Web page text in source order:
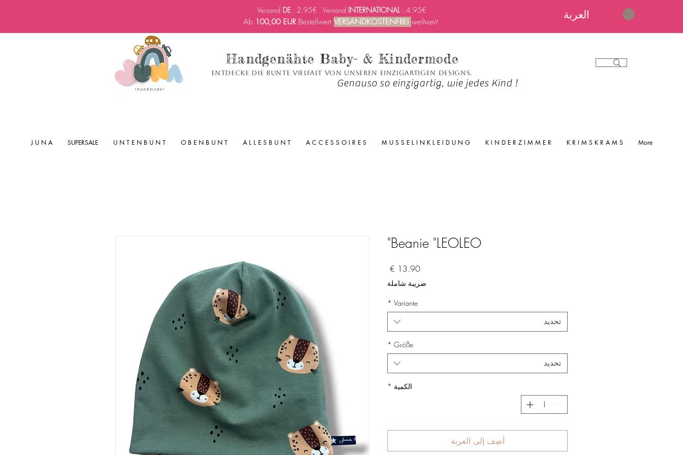
العربة Versand DE : 2.95€ Versand INTERNATIONAL : 4.95€
Ab 100,00 EURBestellwert VERSANDKOSTENFREI weltweit
Handgenähte Baby- & Kindermode
Entdecke die bunte Vielfalt von unseren einzigartigen Designs.
Genauso so einzigartig, wie jedes Kind !
J U N A SUPERSALE U N T E N B U N T O B E N B U N T A L L E S B U N T A C C E S S O I R E S M U S S E L I N K L E I D U N G K I N D E R Z I M M E R K R I M S K R A M S More
Beanie "LEOLEO"
السعر
ضريبة شاملة
Variante
*
تحديد
Größe
*
تحديد
الكمية *
أضِف إلى العربة